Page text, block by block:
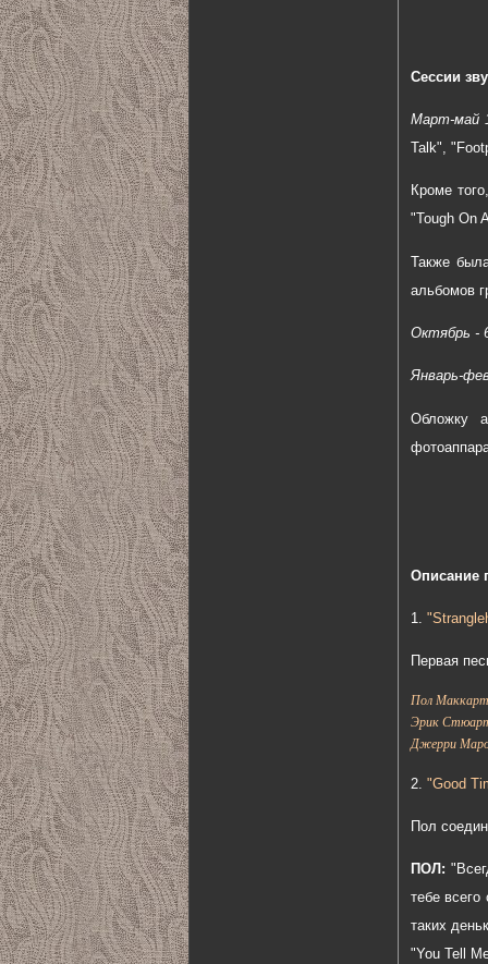
Сессии
Март-май
Talk",
Кроме
"Tough On
Также
альбомов
Октябрь -
Январь-
Обложку
Описание
1.
Первая
Пол
Эрик
Джерри
2. "Good
Пол
ПОЛ:
тебе
таких
"You Tell